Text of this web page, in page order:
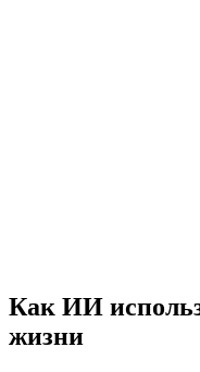
Как ИИ
жизни